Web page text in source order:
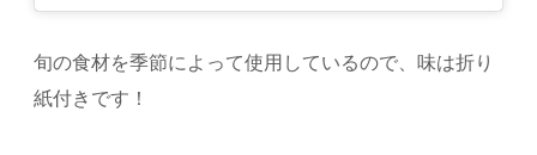
旬の食材を季節によって使用しているので、味は折り
紙付きです！